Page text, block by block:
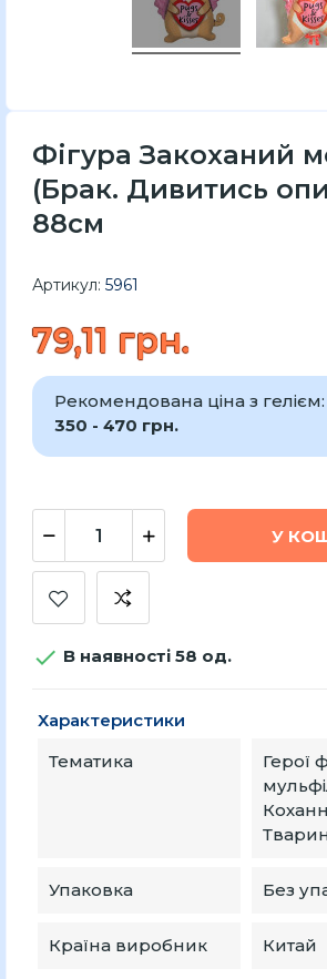
Фігура Закоханий
(Брак. Дивитись
88см
Артикул: 5961
79,11 грн.
Рекомендована ціна з гелієм:
350 - 470 грн.
У
 В наявності 58 од.
Характеристики
Тематика
Герої
Упаковка Без
Країна виробник Китай